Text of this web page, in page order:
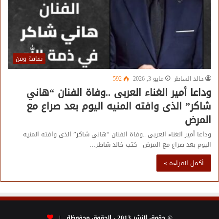
ثقافة وفن
خالد الشاطر
مايو 3, 2026 592
وداعا أمير الغناء العربى ..وفاة الفنان “هاني
شاكر” الذى وافته المنيه اليوم بعد صراع مع
المرض
وداعا أمير الغناء العربى ..وفاة الفنان “هاني شاكر” الذى وافته المنيه
اليوم بعد صراع مع المرض كتب خالد شاطر…
أكمل القراءة »